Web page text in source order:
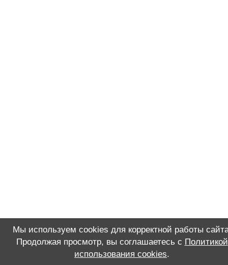
Мы используем cookies для корректной работы
Продолжая просмотр, вы соглашаетесь с Политикой
использования cookies.